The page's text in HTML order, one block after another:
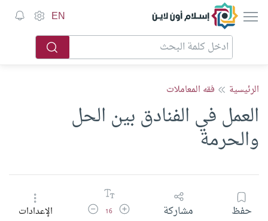
إسلام أون لاين EN
الرئيسية فقه المعاملات
العمل في الفنادق بين الحل
والحرمة
حفظ مشاركة زيادة حجم الخط
16 تقليل حجم الخطالإعدادات